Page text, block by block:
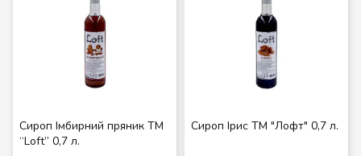
Сироп Імбирний пряник ТМ
“Loft” 0,7 л.
Сироп Ірис ТМ "Лофт" 0,7 л.